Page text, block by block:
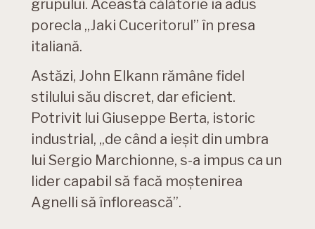
grupului. Această călătorie ia adus
porecla „Jaki Cuceritorul” în presa
italiană.
Astăzi, John Elkann rămâne fidel
stilului său discret, dar eficient.
Potrivit lui Giuseppe Berta, istoric
industrial, „de când a ieșit din umbra
lui Sergio Marchionne, s-a impus ca un
lider capabil să facă moștenirea
Agnelli să înflorească”.